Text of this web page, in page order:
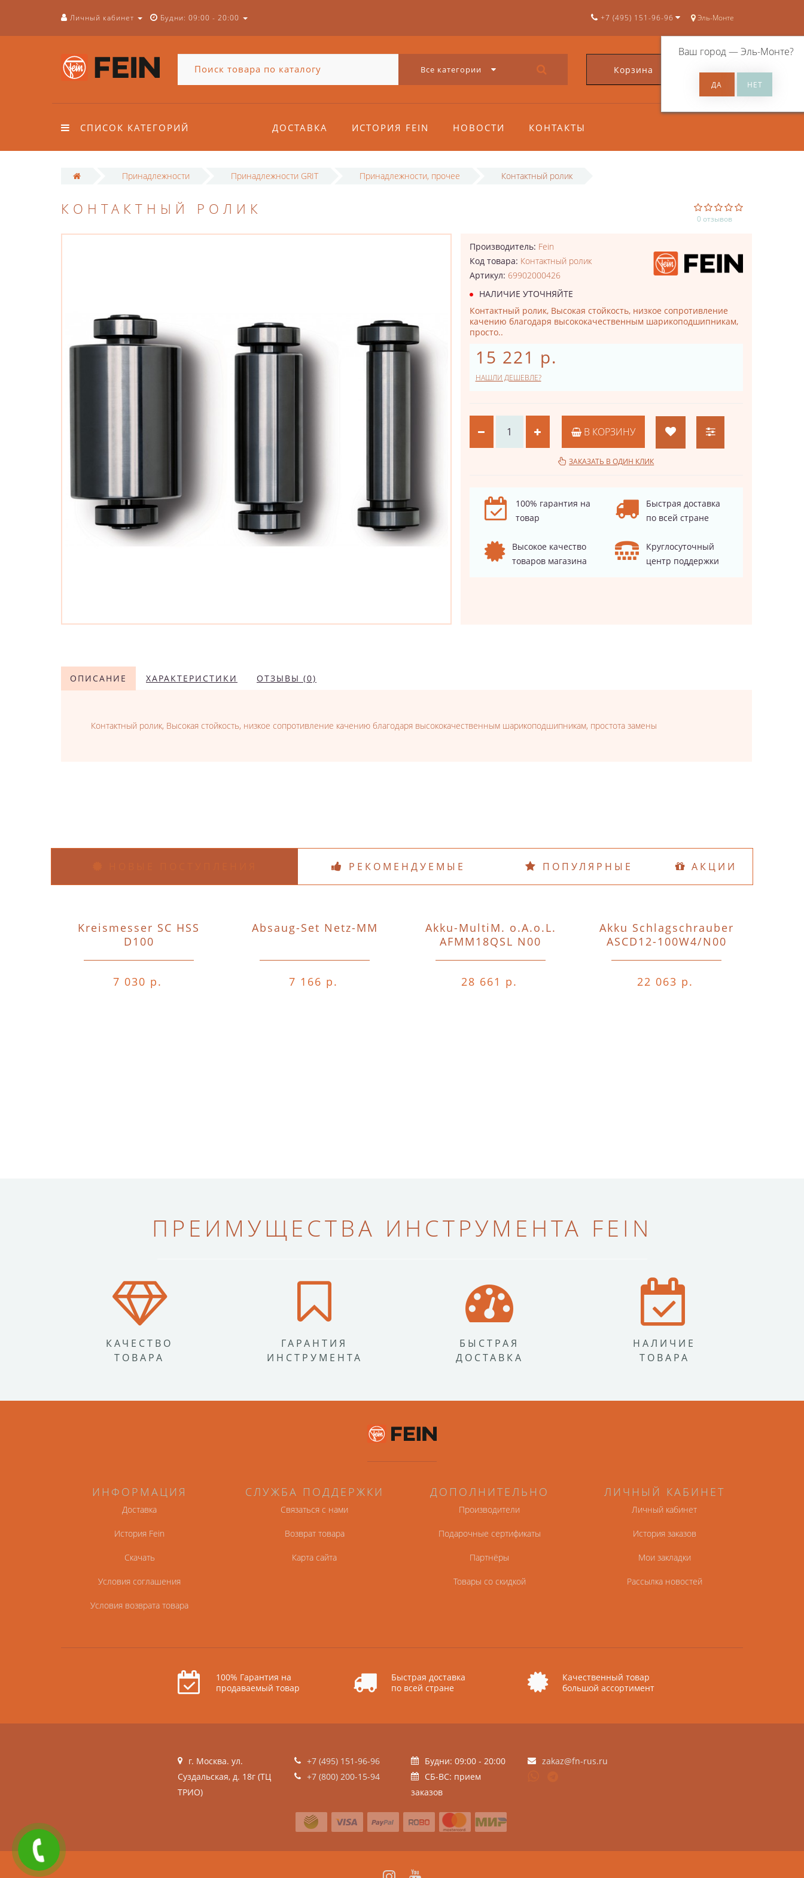
Личный кабинет Будни: 09:00 - 20:00 Эль-Монте
Ваш город —Эль-Монте?
+7 (495) 151-96-96
Все категории Корзина 0
СПИСОК КАТЕГОРИЙ ДОСТАВКА ИСТОРИЯ FEIN НОВОСТИ КОНТАКТЫ
Принадлежности Принадлежности GRIT Принадлежности, прочее Контактный ролик
КОНТАКТНЫЙ РОЛИК
0 отзывов
Производитель: Fein
Код товара: Контактный ролик
Артикул: 69902000426
НАЛИЧИЕ УТОЧНЯЙТЕ
Контактный ролик, Высокая стойкость, низкое сопротивление
качению благодаря высококачественным шарикоподшипникам,
просто..
15 221 р.
НАШЛИ ДЕШЕВЛЕ?
В КОРЗИНУ
ЗАКАЗАТЬ В ОДИН КЛИК
100% гарантия на
товар
Быстрая доставка
по всей стране
Высокое качество
товаров магазина
Круглосуточный
центр поддержки
ОПИСАНИЕ ХАРАКТЕРИСТИКИ ОТЗЫВЫ (0)
Контактный ролик, Высокая стойкость, низкое сопротивление качению благодаря высококачественным шарикоподшипникам, простота замены
РЕКОМЕНДУЕМЫЕ ПОПУЛЯРНЫЕ АКЦИИ
Kreismesser SC HSS
D100
7 030 р.
Absaug-Set Netz-MM
7 166 р.
Akku-MultiM. o.A.o.L.
AFMM18QSL N00
28 661 р.
Akku Schlagschrauber
ASCD12-100W4/N00
22 063 р.
ПРЕИМУЩЕСТВА ИНСТРУМЕНТА FEIN
КАЧЕСТВО
ТОВАРА
ГАРАНТИЯ
ИНСТРУМЕНТА
БЫСТРАЯ
ДОСТАВКА
НАЛИЧИЕ
ТОВАРА
ИНФОРМАЦИЯ
Доставка
История Fein
Скачать
Условия соглашения
Условия возврата товара
СЛУЖБА ПОДДЕРЖКИ
Связаться с нами
Возврат товара
Карта сайта
ДОПОЛНИТЕЛЬНО
Производители
Подарочные сертификаты
Партнёры
Товары со скидкой
ЛИЧНЫЙ КАБИНЕТ
Личный кабинет
История заказов
Мои закладки
Рассылка новостей
100% Гарантия на
продаваемый товар
Быстрая доставка
по всей стране
Качественный товар
большой ассортимент
г. Москва. ул.
Суздальская, д. 18г (ТЦ
ТРИО)
+7 (495) 151-96-96
+7 (800) 200-15-94
Будни: 09:00 - 20:00
СБ-ВС: прием
заказов
zakaz@fn-rus.ru